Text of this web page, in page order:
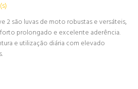
2 são luvas de moto robustas e versáteis,
prolongado e excelente aderência.
e utilização diária com elevado